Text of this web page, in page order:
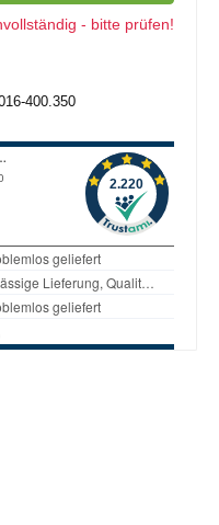
- bitte prüfen!
400.350